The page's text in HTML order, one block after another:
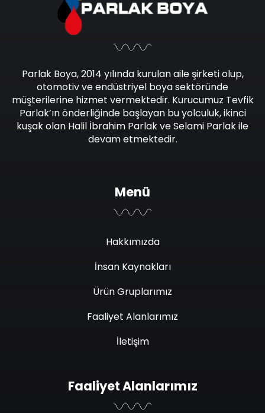
Parlak Boya, 2014 yılında kurulan aile şirketi olup,
otomotiv ve endüstriyel boya sektöründe
müşterilerine hizmet vermektedir. Kurucumuz Tevfik
Parlak’ın önderliğinde başlayan bu yolculuk, ikinci
kuşak olan Halil İbrahim Parlak ve Selami Parlak ile
devam etmektedir.
Menü
Hakkımızda
İnsan Kaynakları
Ürün Gruplarımız
Faaliyet Alanlarımız
İletişim
Faaliyet Alanlarımız